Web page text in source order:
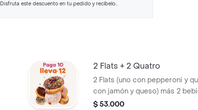
Disfruta este descuento en tu pedido y recíbelo
2 Flats + 2 Quatro
2 Flats (uno con pepperoni y
con jamón y queso) más 2
Quatro toronja de 269ml.
$ 53.000